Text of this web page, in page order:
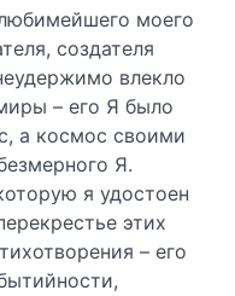
моего
создателя
влекло
– его Я было
а космос своими
Я.
я удостоен
этих
– его